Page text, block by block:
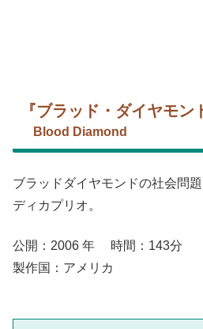
『ブラッド・ダイヤモン
Blood Diamond
ブラッドダイヤモンドの社会問
ディカプリオ。
公開：2006 年 時間：143分
製作国：アメリカ